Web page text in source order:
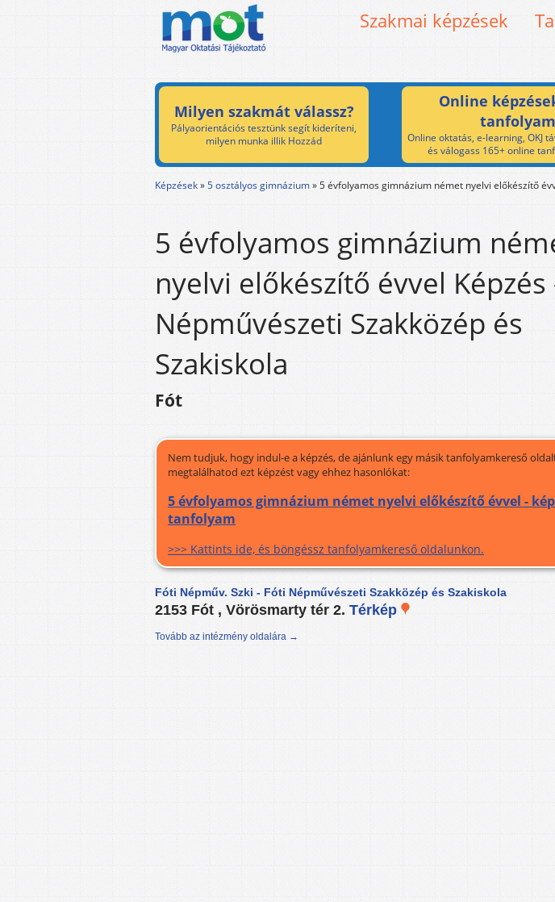
Szakmai képzések
Milyen szakmát válassz?
Pályaorientációs tesztünk segít kideríteni,
milyen munka illik Hozzád
Online
Online oktatás, e-learning, OKJ
és válogass 165+ online
Képzések»5 osztályos gimnázium»5 évfolyamos gimnázium német nyelvi előkészítő
5 évfolyamos gimnázium
nyelvi előkészítő évvel Képzés
Népművészeti Szakközép és
Szakiskola
Fót
Nem tudjuk, hogy indul-e a képzés, de ajánlunk egy másik tanfolyamkereső
megtalálhatod ezt képzést vagy ehhez hasonlókat:
5 évfolyamos gimnázium német nyelvi előkészítő évvel -
tanfolyam
>>> Kattints ide, és böngéssz tanfolyamkereső oldalunkon.
Fóti Népműv. Szki - Fóti Népművészeti Szakközép és Szakiskola
2153 Fót , Vörösmarty tér 2. Térkép
Tovább az intézmény oldalára →